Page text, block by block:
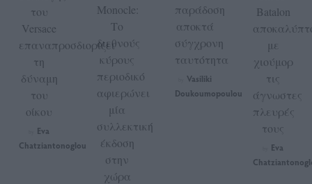
του
Versace
επαναπροσδιορίζει
τη
δύναμη
του
οίκου
Eva
Chatziantonoglou
Monocle:
Το
διεθνούς
κύρους
περιοδικό
αφιερώνει
μία
συλλεκτική
έκδοση
στην
χώρα
παράδοση
αποκτά
σύγχρονη
ταυτότητα
Vasiliki
Doukoumopoulou
Batalon
με
χιούμορ
τις
άγνωστες
πλευρές
τους
Eva